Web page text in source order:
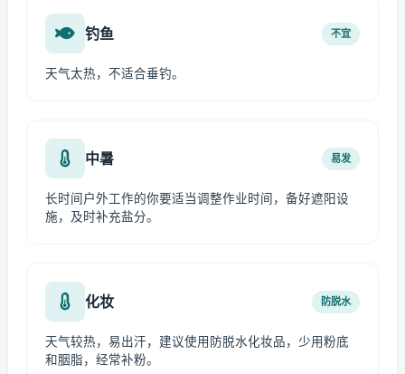
钓鱼 不宜
天气太热，不适合垂钓。
中暑 易发
长时间户外工作的你要适当调整作业时间，备好遮阳设
施，及时补充盐分。
化妆 防脱水
天气较热，易出汗，建议使用防脱水化妆品，少用粉底
和胭脂，经常补粉。